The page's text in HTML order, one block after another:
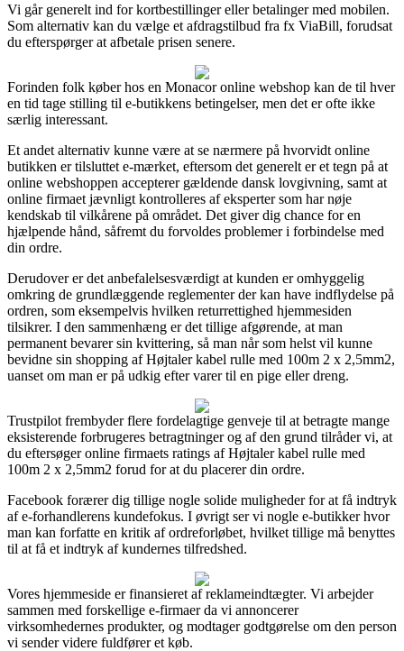
Vi går generelt ind for kortbestillinger eller betalinger med mobilen.
Som alternativ kan du vælge et afdragstilbud fra fx ViaBill, forudsat
du efterspørger at afbetale prisen senere.
Forinden folk køber hos en Monacor online webshop kan de til hver
en tid tage stilling til e-butikkens betingelser, men det er ofte ikke
særlig interessant.
Et andet alternativ kunne være at se nærmere på hvorvidt online
butikken er tilsluttet e-mærket, eftersom det generelt er et tegn på at
online webshoppen accepterer gældende dansk lovgivning, samt at
online firmaet jævnligt kontrolleres af eksperter som har nøje
kendskab til vilkårene på området. Det giver dig chance for en
hjælpende hånd, såfremt du forvoldes problemer i forbindelse med
din ordre.
Derudover er det anbefalelsesværdigt at kunden er omhyggelig
omkring de grundlæggende reglementer der kan have indflydelse på
ordren, som eksempelvis hvilken returrettighed hjemmesiden
tilsikrer. I den sammenhæng er det tillige afgørende, at man
permanent bevarer sin kvittering, så man når som helst vil kunne
bevidne sin shopping af Højtaler kabel rulle med 100m 2 x 2,5mm2,
uanset om man er på udkig efter varer til en pige eller dreng.
Trustpilot frembyder flere fordelagtige genveje til at betragte mange
eksisterende forbrugeres betragtninger og af den grund tilråder vi, at
du eftersøger online firmaets ratings af Højtaler kabel rulle med
100m 2 x 2,5mm2 forud for at du placerer din ordre.
Facebook forærer dig tillige nogle solide muligheder for at få indtryk
af e-forhandlerens kundefokus. I øvrigt ser vi nogle e-butikker hvor
man kan forfatte en kritik af ordreforløbet, hvilket tillige må benyttes
til at få et indtryk af kundernes tilfredshed.
Vores hjemmeside er finansieret af reklameindtægter. Vi arbejder
sammen med forskellige e-firmaer da vi annoncerer
virksomhedernes produkter, og modtager godtgørelse om den person
vi sender videre fuldfører et køb.